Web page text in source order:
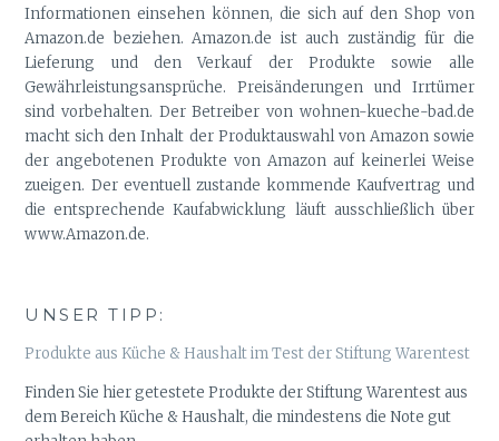
Informationen einsehen können, die sich auf den Shop von
Amazon.de beziehen. Amazon.de ist auch zuständig für die
Lieferung und den Verkauf der Produkte sowie alle
Gewährleistungsansprüche. Preisänderungen und Irrtümer
sind vorbehalten. Der Betreiber von wohnen-kueche-bad.de
macht sich den Inhalt der Produktauswahl von Amazon sowie
der angebotenen Produkte von Amazon auf keinerlei Weise
zueigen. Der eventuell zustande kommende Kaufvertrag und
die entsprechende Kaufabwicklung läuft ausschließlich über
www.Amazon.de.
UNSER TIPP:
Produkte aus Küche & Haushalt im Test der Stiftung Warentest
Finden Sie hier getestete Produkte der Stiftung Warentest aus
dem Bereich Küche & Haushalt, die mindestens die Note gut